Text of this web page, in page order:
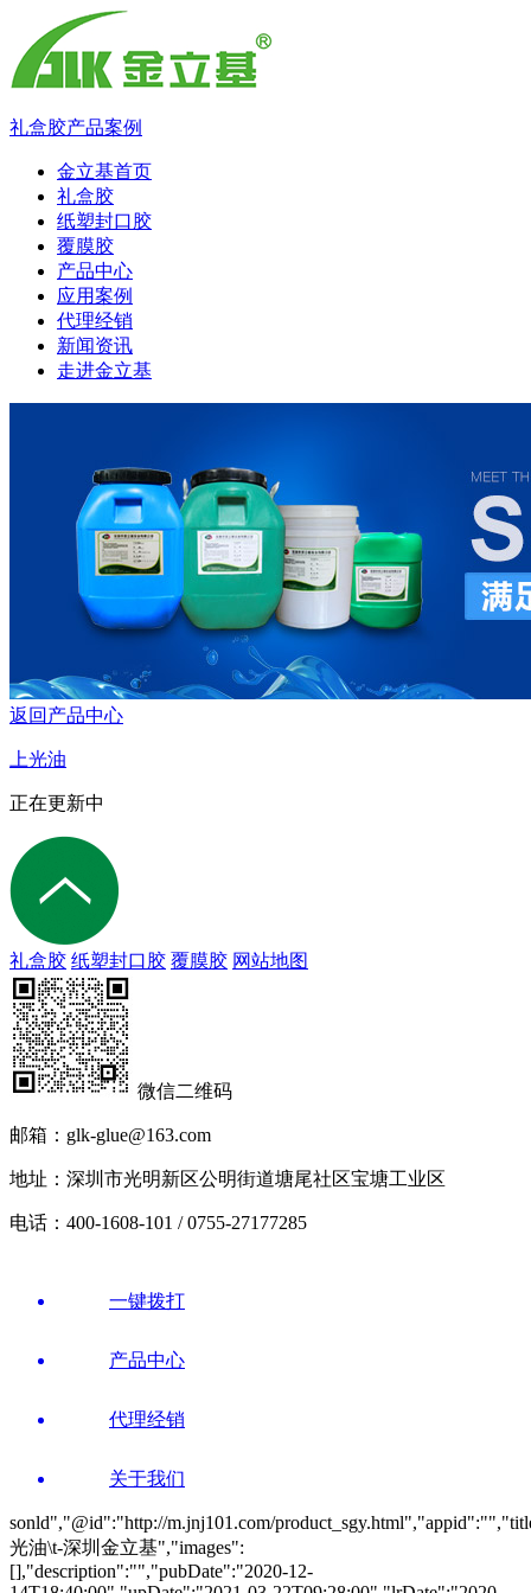
礼盒胶产品案例
金立基首页
礼盒胶
纸塑封口胶
覆膜胶
产品中心
应用案例
代理经销
新闻资讯
走进金立基
返回产品中心
上光油
正在更新中
礼盒胶 纸塑封口胶 覆膜胶 网站地图
微信二维码
邮箱：glk-glue@163.com
地址：深圳市光明新区公明街道塘尾社区宝塘工业区
电话：400-1608-101 / 0755-27177285
一键拨打
产品中心
代理经销
关于我们
sonld","@id":"http://m.jnj101.com/
光油\t-深圳金立基","images":
[],"description":"","pubDate":"2020-12-